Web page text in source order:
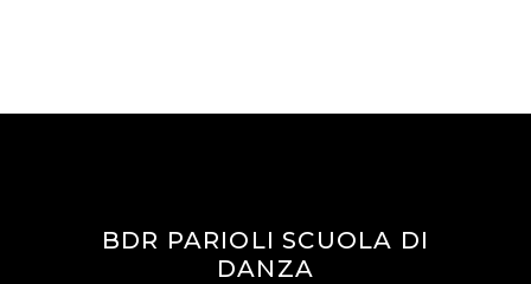
BDR PARIOLI SCUOLA DI
DANZA